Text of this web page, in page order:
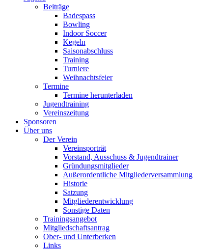
Beiträge
Badespass
Bowling
Indoor Soccer
Kegeln
Saisonabschluss
Training
Turniere
Weihnachtsfeier
Termine
Termine herunterladen
Jugendtraining
Vereinszeitung
Sponsoren
Über uns
Der Verein
Vereinsporträt
Vorstand, Ausschuss & Jugendtrainer
Gründungsmitglieder
Außerordentliche Mitgliederversammlung
Historie
Satzung
Mitgliederentwicklung
Sonstige Daten
Trainingsangebot
Mitgliedschaftsantrag
Ober- und Unterberken
Links